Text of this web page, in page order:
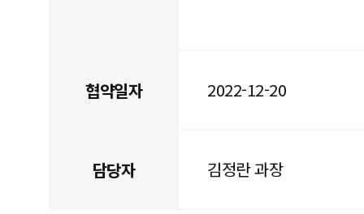
협약일자 2022-12-20
담당자 김정란 과장